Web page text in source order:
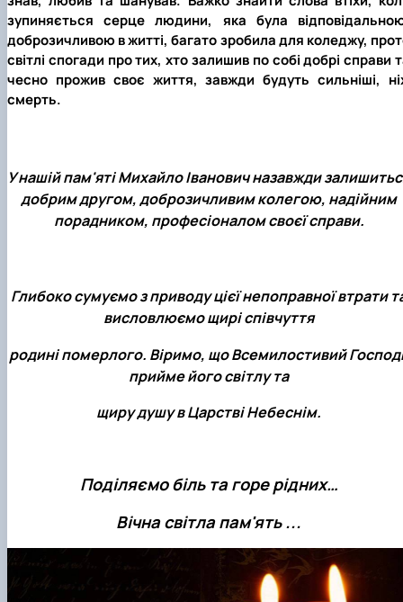
зупиняється серце людини, яка була
доброзичливою в житті, багато зробила для коледжу,
світлі спогади про тих, хто залишив по собі добрі справи
чесно прожив своє життя, завжди будуть сильніші,
смерть.
У нашій пам'яті Михайло Іванович назавжди
добрим другом, доброзичливим колегою, надійним
порадником, професіоналом своєї справи.
Глибоко сумуємо з приводу цієї непоправної втрати
висловлюємо щирі співчуття
родині померлого. Віримо, що Всемилостивий
прийме його світлу та
щиру душу в Царстві Небеснім.
Поділяємо біль та горе рідних…
Вічна світла пам'ять ...